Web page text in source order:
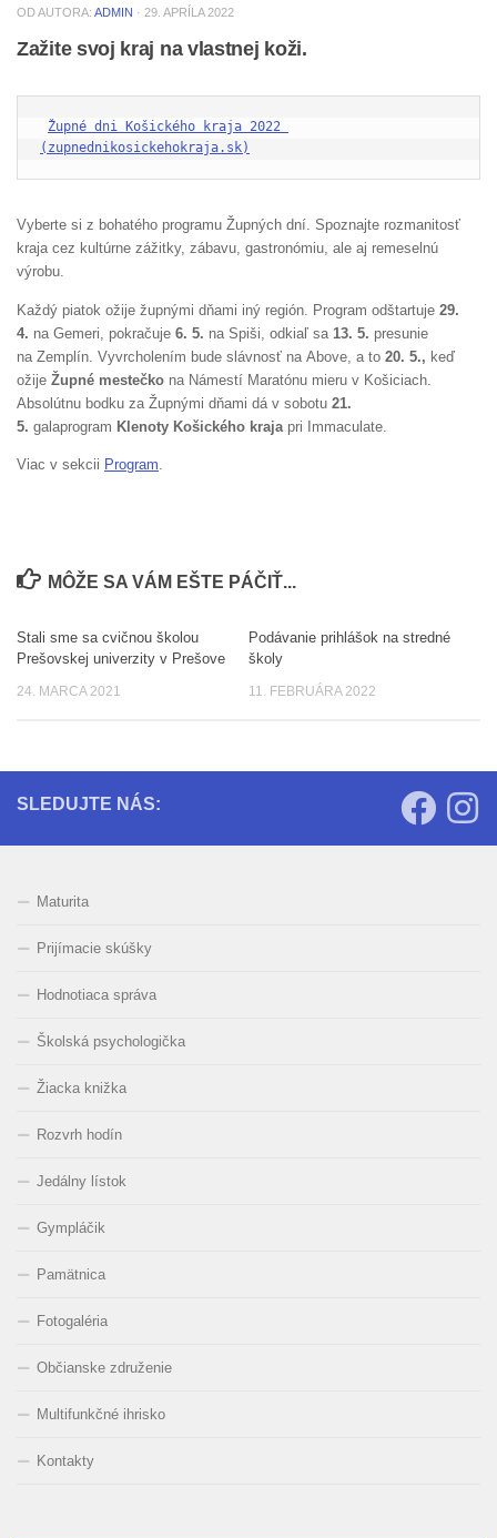
OD AUTORA: ADMIN · 29. APRÍLA 2022
Zažite svoj kraj na vlastnej koži.
Župné dni Košického kraja 2022
(zupnednikosickehokraja.sk)
Vyberte si z bohatého programu Župných dní. Spoznajte rozmanitosť
kraja cez kultúrne zážitky, zábavu, gastronómiu, ale aj remeselnú
výrobu.
Každý piatok ožije župnými dňami iný región. Program odštartuje 29.
4. na Gemeri, pokračuje 6. 5. na Spiši, odkiaľ sa 13. 5. presunie
na Zemplín. Vyvrcholením bude slávnosť na Above, a to 20. 5., keď
ožije Župné mestečko na Námestí Maratónu mieru v Košiciach.
Absolútnu bodku za Župnými dňami dá v sobotu 21.
5. galaprogram Klenoty Košického kraja pri Immaculate.
Viac v sekcii Program
MÔŽE SA VÁM EŠTE PÁČIŤ...
Stali sme sa cvičnou školou
Prešovskej univerzity v Prešove
24. MARCA 2021
Podávanie prihlášok na stredné
školy
11. FEBRUÁRA 2022
SLEDUJTE NÁS:
Maturita
Prijímacie skúšky
Hodnotiaca správa
Školská psychologička
Žiacka knižka
Rozvrh hodín
Jedálny lístok
Gympláčik
Pamätnica
Fotogaléria
Občianske združenie
Multifunkčné ihrisko
Kontakty